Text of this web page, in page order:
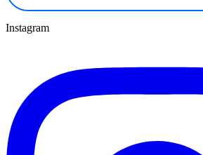
Instagram